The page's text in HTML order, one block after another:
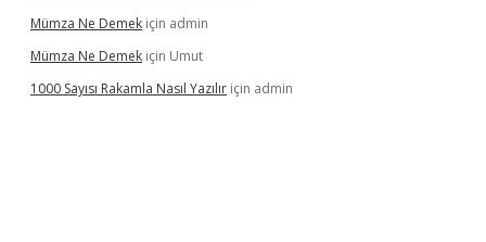
Mümza Ne Demek için admin
Mümza Ne Demek için Umut
1000 Sayısı Rakamla Nasıl Yazılır için admin